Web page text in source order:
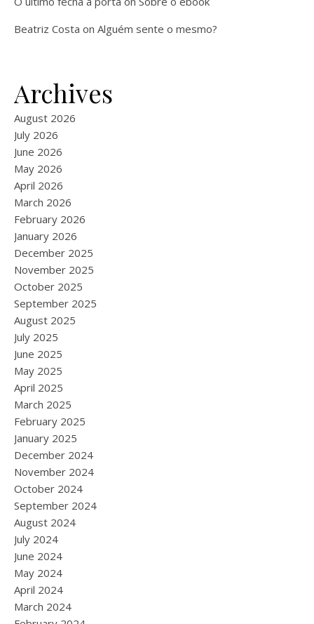
Beatriz Costa on Alguém sente o mesmo?
Archives
August 2026
July 2026
June 2026
May 2026
April 2026
March 2026
February 2026
January 2026
December 2025
November 2025
October 2025
September 2025
August 2025
July 2025
June 2025
May 2025
April 2025
March 2025
February 2025
January 2025
December 2024
November 2024
October 2024
September 2024
August 2024
July 2024
June 2024
May 2024
April 2024
March 2024